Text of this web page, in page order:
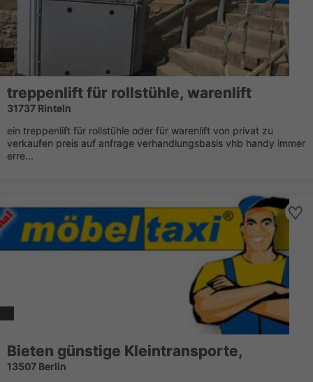
treppenlift für rollstühle, warenlift
31737 Rinteln
ein treppenlift für rollstühle oder für warenlift von privat zu
verkaufen preis auf anfrage verhandlungsbasis vhb handy immer
erre...
Bieten günstige Kleintransporte,
13507 Berlin